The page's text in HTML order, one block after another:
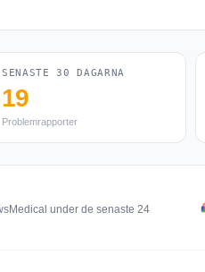
SENASTE 30 DAGARNA
19
Problemrapporter
under de senaste 24